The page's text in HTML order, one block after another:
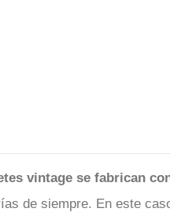
vintage se fabrican
de siempre. En este